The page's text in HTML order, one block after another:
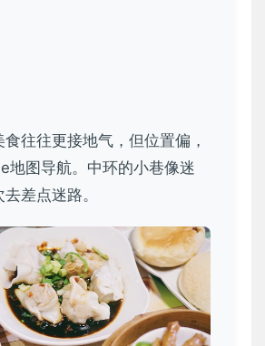
往往更接地气，但位置偏，
地图导航。中环的小巷像迷
差点迷路。